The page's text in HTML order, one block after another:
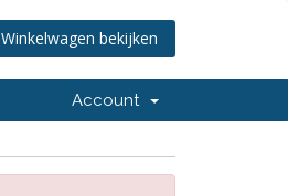
Winkelwagen bekijken
Account